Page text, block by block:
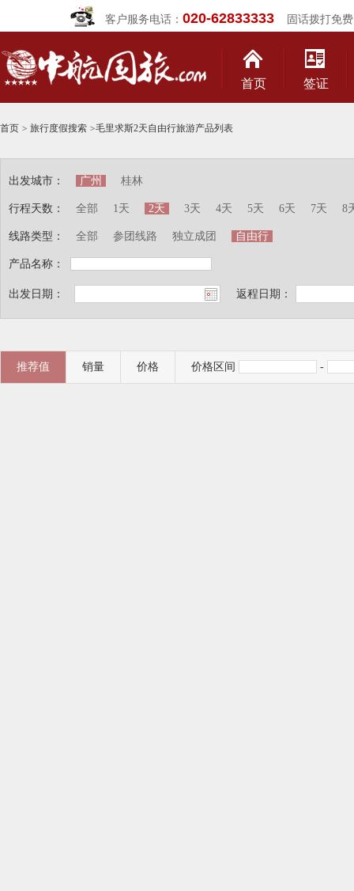
客户服务电话： 020-62833333固话拨打免费
首页 签证
首页 > 旅行度假搜索 >毛里求斯2天自由行旅游产品列表
出发城市：
行程天数：
线路类型：
产品名称：
广州 桂林
全部 1天 2天 3天 4天 5天 6天 7天 8
全部 参团线路 独立成团 自由行
出发日期： 返程日期：
推荐值 销量 价格 价格区间 -